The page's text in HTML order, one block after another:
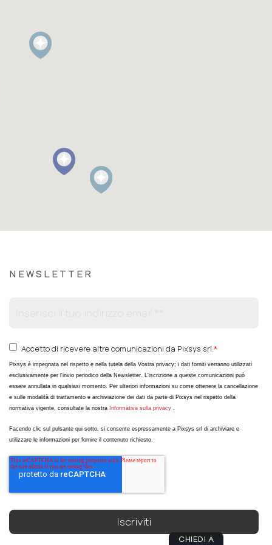
NEWSLETTER
Accetto di ricevere altre comunicazioni da Pixsys srl. *
Pixsys è impegnata nel rispetto e nella tutela della Vostra privacy; i dati forniti verranno utilizzati
esclusivamente per l'invio periodico della Newsletter. L'iscrizione a queste comunicazioni può
essere annullata in qualsiasi momento. Per ulteriori informazioni su come ottenere la cancellazione
e sulle modalità di trattamento e archiviazione dei dati da parte di Pixsys nel rispetto della
normativa vigente, consultate la nostra Informativa sulla privacy.
Facendo clic sul pulsante qui sotto, si consente espressamente a Pixsys srl di archiviare e
utilizzare le informazioni per fornire il contenuto richiesto.
CHIEDI A